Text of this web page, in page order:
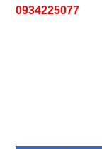
0934225077